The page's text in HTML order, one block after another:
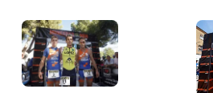
series 2014